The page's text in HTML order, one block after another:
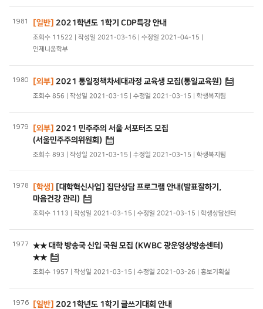
1981 [일반] 2021학년도 1학기 CDP특강 안내
조회수 11522 | 작성일 2021-03-16 | 수정일 2021-04-15 |
인제니움학부
1980 [외부] 2021 통일정책차세대과정 교육생 모집(통일교육원)
조회수 856 | 작성일 2021-03-15 | 수정일 2021-03-15 | 학생복지팀
1979 [외부] 2021 민주주의 서울 서포터즈 모집
(서울민주주의위원회)
조회수 893 | 작성일 2021-03-15 | 수정일 2021-03-15 | 학생복지팀
1978 [학생] [대학혁신사업] 집단상담 프로그램 안내(발표잘하기,
마음건강 관리)
조회수 1113 | 작성일 2021-03-15 | 수정일 2021-03-15 | 학생상담센터
1977
★★ 대학 방송국 신입 국원 모집 (KWBC 광운영상방송센터)
★★
조회수 1957 | 작성일 2021-03-15 | 수정일 2021-03-26 | 홍보기획실
1976 [일반] 2021학년도 1학기 글쓰기대회 안내